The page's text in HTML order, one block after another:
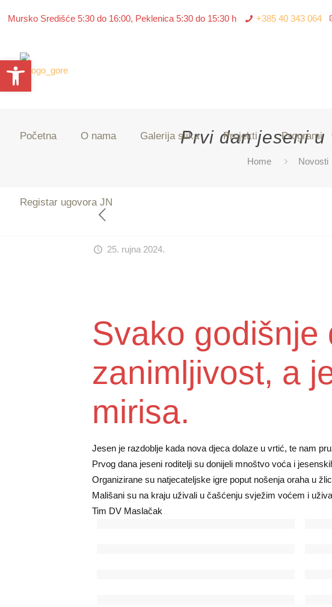
Mursko Središće 5:30 do 16:00, Peklenica 5:30 do 15:30 h +385 40 343 064
Početna O nama Galerija slika Projekti Programi
Registar ugovora JN
Prvi dan jeseni u
Home Novosti
25. rujna 2024.
Svako godišnje
zanimljivost, a
mirisa.
Jesen je razdoblje kada nova djeca dolaze u vrtić, te nam
Prvog dana jeseni roditelji su donijeli mnoštvo voća i
Organizirane su natjecateljske igre poput nošenja oraha u
Mališani su na kraju uživali u čašćenju svježim voćem i
Tim DV Maslačak
Open toolbar